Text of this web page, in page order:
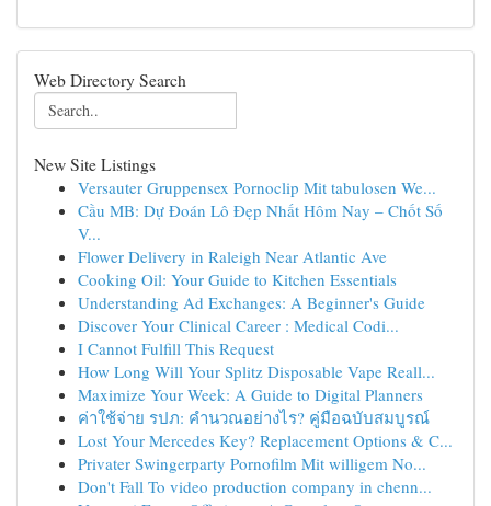
Web Directory Search
New Site Listings
Versauter Gruppensex Pornoclip Mit tabulosen We...
Cầu MB: Dự Đoán Lô Đẹp Nhất Hôm Nay – Chốt Số
V...
Flower Delivery in Raleigh Near Atlantic Ave
Cooking Oil: Your Guide to Kitchen Essentials
Understanding Ad Exchanges: A Beginner's Guide
Discover Your Clinical Career : Medical Codi...
I Cannot Fulfill This Request
How Long Will Your Splitz Disposable Vape Reall...
Maximize Your Week: A Guide to Digital Planners
ค่าใช้จ่าย รปภ: คำนวณอย่างไร? คู่มือฉบับสมบูรณ์
Lost Your Mercedes Key? Replacement Options & C...
Privater Swingerparty Pornofilm Mit willigem No...
Don't Fall To video production company in chenn...